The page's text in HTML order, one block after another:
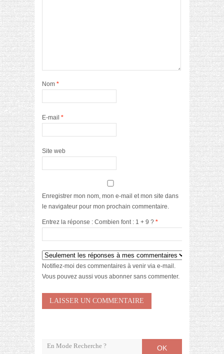
Nom *
E-mail *
Site web
Enregistrer mon nom, mon e-mail et mon site dans
le navigateur pour mon prochain commentaire.
Entrez la réponse : Combien font : 1 + 9 ? *
Notifiez-moi des commentaires à venir via e-mail.
Vous pouvez aussi vous abonner sans commenter.
OK